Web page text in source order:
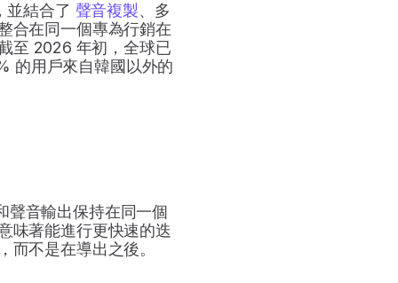
並結合了 聲音複製、多
合在同一個專為行銷在
至 2026 年初，全球已
的用戶來自韓國以外的
聲音輸出保持在同一個
味著能進行更快速的迭
不是在導出之後。